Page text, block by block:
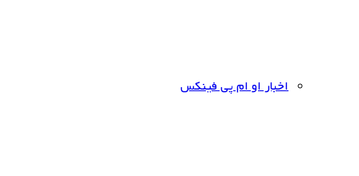
اخبار او ام پی فینکس